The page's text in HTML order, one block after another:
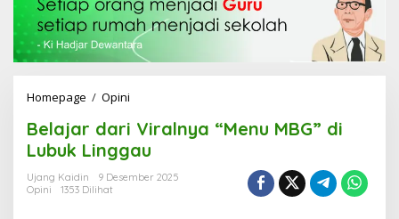
Homepage / Opini
a
a
Belajar dari Viralnya “Menu MBG” di
Lubuk Linggau
Ujang Kaidin
9 Desember 2025
Opini
1353 Dilihat